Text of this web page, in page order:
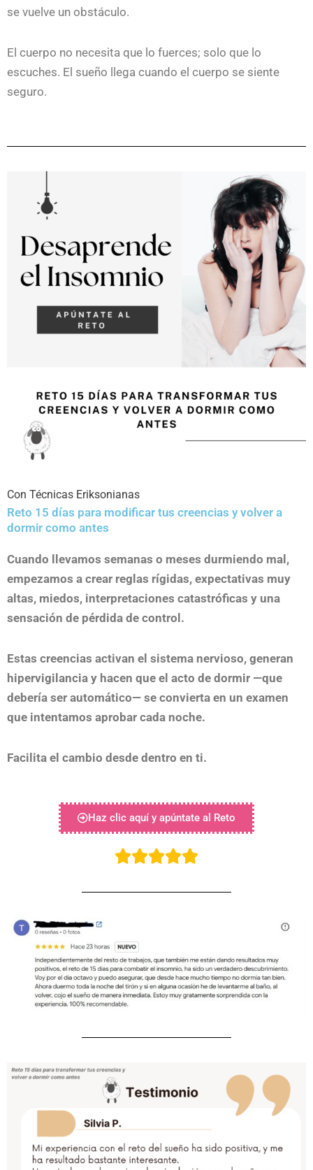
se vuelve un obstáculo.
El cuerpo no necesita que lo fuerces; solo que lo
escuches. El sueño llega cuando el cuerpo se siente
seguro.
Con Técnicas Eriksonianas
Reto 15 días para modificar tus creencias y volver a
dormir como antes
Cuando llevamos semanas o meses durmiendo mal,
empezamos a crear reglas rígidas, expectativas muy
altas, miedos, interpretaciones catastróficas y una
sensación de pérdida de control.
Estas creencias activan el sistema nervioso, generan
hipervigilancia y hacen que el acto de dormir —que
debería ser automático— se convierta en un examen
que intentamos aprobar cada noche.
Facilita el cambio desde dentro en ti.
Haz clic aquí y apúntate al Reto